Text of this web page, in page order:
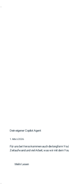
Dein eigener Copilot Agent
1. März 2026
Für uns bei Veroo kommen auch die longform
Zeitaufwand und viel Arbeit, was wir mit dem
Mehr Lesen